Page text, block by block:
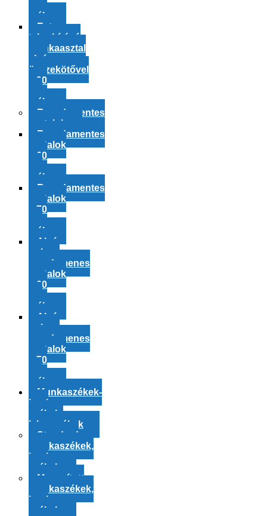
mély
Extra
teherbírású
munkaasztal
alsó
összekötővel
– 90
mély
Rozsdamentes
asztalok
Rozsdamentes
asztalok
– 60
mély
Rozsdamentes
asztalok
– 70
mély
Alsó
polcos
rozsdamenes
asztalok
– 60
mély
Alsó
polcos
rozsdamenes
asztalok
– 70
mély
Munkaszékek-
ipari
székek-
laborszékek
Standard
munkaszékek,
ipari
székek
Magasított
munkaszékek,
ipari
székek